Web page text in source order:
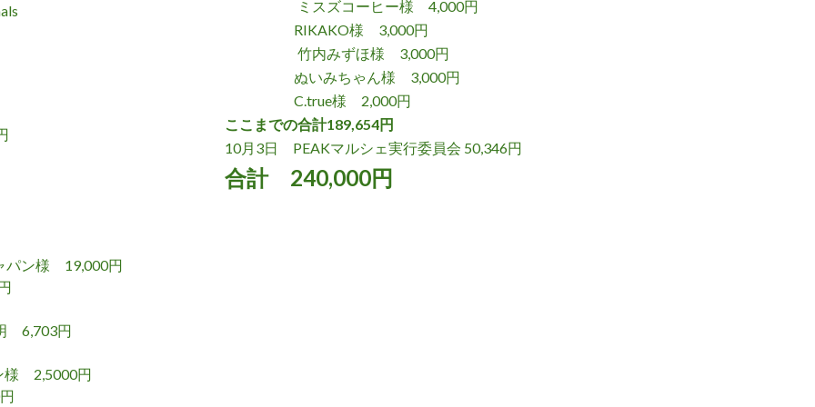
様 19,000円
6,703円
様 2,5000円
円
ミスズコーヒー様 4,000円
RIKAKO様 3,000円
竹内みずほ様 3,000円
ぬいみちゃん様 3,000円
C.true様 2,000円
ここまでの合計189,654円
10月3日 PEAKマルシェ実行委員会 50,346円
合計 240,000円